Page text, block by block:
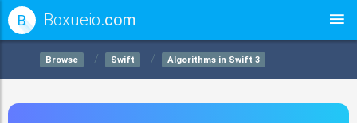
B Boxueio.com
Browse Swift Algorithms in Swift 3